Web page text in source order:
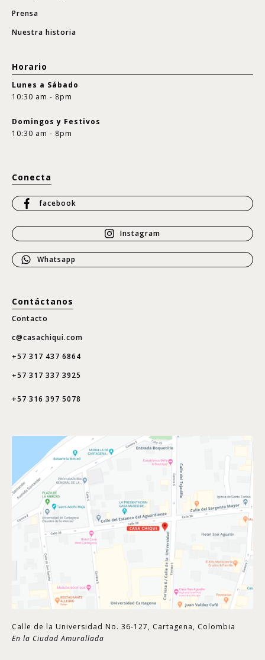
Prensa
Nuestra historia
Horario
Lunes a Sábado
10:30 am - 8pm
Domingos y Festivos
10:30 am - 8pm
Conecta
facebook
Instagram
Whatsapp
Contáctanos
Contacto
c@casachiqui.com
+57 317 437 6864
+57 317 337 3925
+57 316 397 5078
Calle de la Universidad No. 36-127, Cartagena, Colombia
En la Ciudad Amurallada